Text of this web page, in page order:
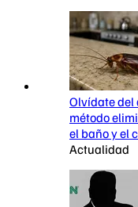
Olvídate del
método
el baño y el
Actualidad